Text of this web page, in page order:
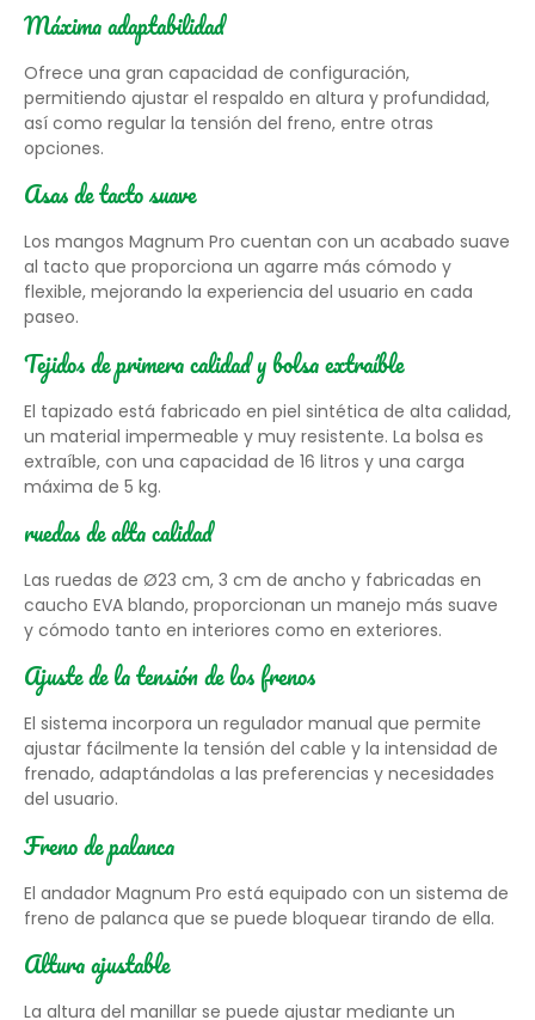
Máxima adaptabilidad
Ofrece una gran capacidad de configuración,
permitiendo ajustar el respaldo en altura y profundidad,
así como regular la tensión del freno, entre otras
opciones.
Asas de tacto suave
Los mangos Magnum Pro cuentan con un acabado suave
al tacto que proporciona un agarre más cómodo y
flexible, mejorando la experiencia del usuario en cada
paseo.
Tejidos de primera calidad y bolsa extraíble
El tapizado está fabricado en piel sintética de alta calidad,
un material impermeable y muy resistente. La bolsa es
extraíble, con una capacidad de 16 litros y una carga
máxima de 5 kg.
ruedas de alta calidad
Las ruedas de Ø23 cm, 3 cm de ancho y fabricadas en
caucho EVA blando, proporcionan un manejo más suave
y cómodo tanto en interiores como en exteriores.
Ajuste de la tensión de los frenos
El sistema incorpora un regulador manual que permite
ajustar fácilmente la tensión del cable y la intensidad de
frenado, adaptándolas a las preferencias y necesidades
del usuario.
Freno de palanca
El andador Magnum Pro está equipado con un sistema de
freno de palanca que se puede bloquear tirando de ella.
Altura ajustable
La altura del manillar se puede ajustar mediante un